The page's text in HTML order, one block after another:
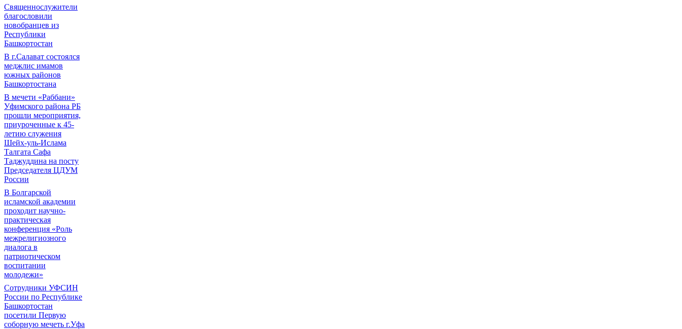
Священнослужители
благословили
новобранцев из
Республики
Башкортостан
В г.Салават состоялся
меджлис имамов
южных районов
Башкортостана
В мечети «Раббани»
Уфимского района РБ
прошли мероприятия,
приуроченные к 45-
летию служения
Шейх-уль-Ислама
Талгата Сафа
Таджуддина на посту
Председателя ЦДУМ
России
В Болгарской
исламской академии
проходит научно-
практическая
конференция «Роль
межрелигиозного
диалога в
патриотическом
воспитании
молодежи»
Сотрудники УФСИН
России по Республике
Башкортостан
посетили Первую
соборную мечеть г.Уфа